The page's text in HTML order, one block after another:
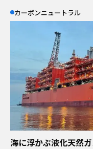
カーボンニュートラル
海に浮かぶ液化天然